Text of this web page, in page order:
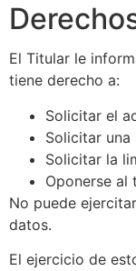
El Titular le
tiene derecho a:
Solicitar el
Solicitar
Solicitar la
Oponerse al
No puede
datos.
El ejercicio de